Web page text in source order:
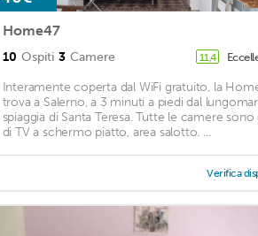
Home47
10 Ospiti 3 Camere 11,4
Interamente coperta dal WiFi gratuito, la
trova a Salerno, a 3 minuti a piedi dal
spiaggia di Santa Teresa. Tutte le camere
di TV a schermo piatto, area salotto. ...
Verifica